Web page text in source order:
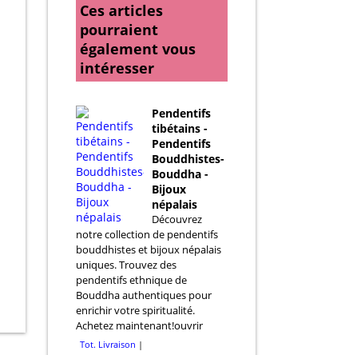
Ces articles
pourraient
également vous
intéresser
Pendentifs
tibétains -
Pendentifs
Bouddhistes-
Bouddha -
Bijoux
népalais
Découvrez
notre collection de pendentifs
bouddhistes et bijoux népalais
uniques. Trouvez des
pendentifs ethnique de
Bouddha authentiques pour
enrichir votre spiritualité.
Achetez maintenant!ouvrir
Tot. Livraison